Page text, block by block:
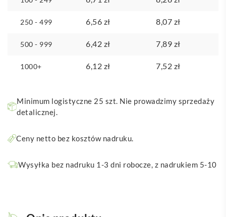
250 - 499 6,56 zł 8,07 zł
500 - 999 6,42 zł 7,89 zł
1000+ 6,12 zł 7,52 zł
Minimum logistyczne 25 szt. Nie prowadzimy sprzedaży
detalicznej.
Ceny netto bez kosztów nadruku.
Wysyłka bez nadruku 1-3 dni robocze, z nadrukiem 5-10